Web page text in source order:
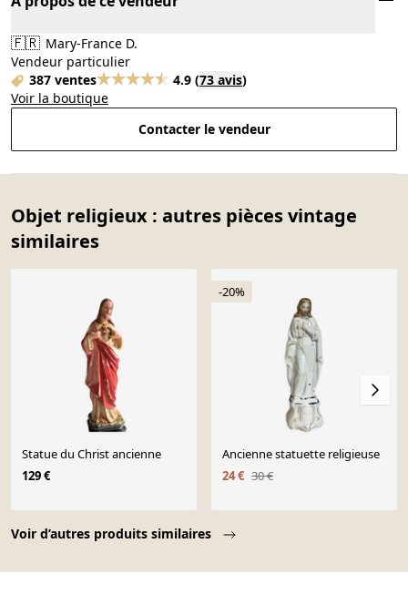
🇫🇷 Mary-France D.
Vendeur particulier
387 ventes
4.9 (73 avis)
Voir la boutique
Contacter le vendeur
Objet religieux : autres pièces vintage
similaires
Voir d’autres produits similaires
Statue du Christ ancienne
129 €
-20%
Ancienne statuette religieuse
24 € 30 €